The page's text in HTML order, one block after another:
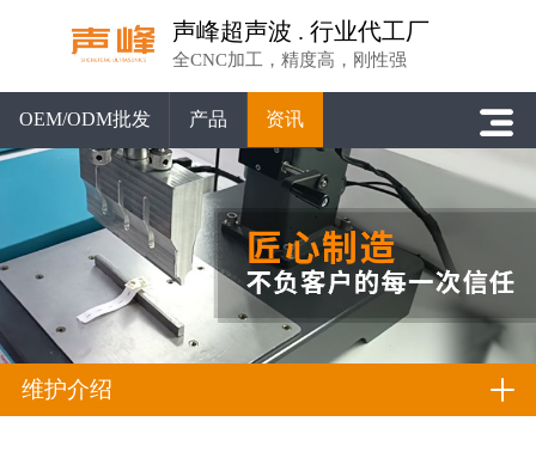
声峰超声波 . 行业代工厂
全CNC加工，精度高，刚性强
OEM/ODM批发 产品 资讯
维护介绍